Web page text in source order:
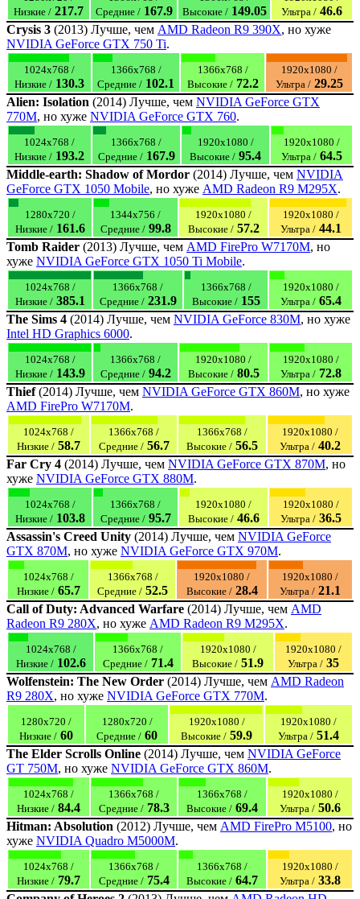
Низкие / 217.7
Средние / 167.9
Высокие / 149.05
Ультра / 46.6
Crysis 3 (2013) Лучше, чем AMD Radeon R9 390X, но хуже
NVIDIA GeForce GTX 750 Ti.
1024x768 /
Низкие / 130.3
1366x768 /
Средние / 102.1
1366x768 /
Высокие / 72.2
1920x1080 /
Ультра / 29.25
Alien: Isolation (2014) Лучше, чем NVIDIA GeForce GTX
770M, но хуже NVIDIA GeForce GTX 760.
1024x768 /
Низкие / 193.2
1366x768 /
Средние / 167.9
1920x1080 /
Высокие / 95.4
1920x1080 /
Ультра / 64.5
Middle-earth: Shadow of Mordor (2014) Лучше, чем NVIDIA
GeForce GTX 1050 Mobile, но хуже AMD Radeon R9 M295X.
1280x720 /
Низкие / 161.6
1344x756 /
Средние / 99.8
1920x1080 /
Высокие / 57.2
1920x1080 /
Ультра / 44.1
Tomb Raider (2013) Лучше, чем AMD FirePro W7170M, но
хуже NVIDIA GeForce GTX 1050 Ti Mobile.
1024x768 /
Низкие / 385.1
1366x768 /
Средние / 231.9
1366x768 /
Высокие / 155
1920x1080 /
Ультра / 65.4
The Sims 4 (2014) Лучше, чем NVIDIA GeForce 830M, но хуже
Intel HD Graphics 6000.
1024x768 /
Низкие / 143.9
1366x768 /
Средние / 94.2
1920x1080 /
Высокие / 80.5
1920x1080 /
Ультра / 72.8
Thief(2014) Лучше, чем NVIDIA GeForce GTX 860M, но хуже
AMD FirePro W7170M.
1024x768 /
Низкие / 58.7
1366x768 /
Средние / 56.7
1366x768 /
Высокие / 56.5
1920x1080 /
Ультра / 40.2
Far Cry 4 (2014) Лучше, чем NVIDIA GeForce GTX 870M, но
хуже NVIDIA GeForce GTX 880M.
1024x768 /
Низкие / 103.8
1366x768 /
Средние / 95.7
1920x1080 /
Высокие / 46.6
1920x1080 /
Ультра / 36.5
Assassin's Creed Unity (2014) Лучше, чем NVIDIA GeForce
GTX 870M, но хуже NVIDIA GeForce GTX 970M.
1024x768 /
Низкие / 65.7
1366x768 /
Средние / 52.5
1920x1080 /
Высокие / 28.4
1920x1080 /
Ультра / 21.1
Call of Duty: Advanced Warfare (2014) Лучше, чем AMD
Radeon R9 280X, но хуже AMD Radeon R9 M295X.
1024x768 /
Низкие / 102.6
1366x768 /
Средние / 71.4
1920x1080 /
Высокие / 51.9
1920x1080 /
Ультра / 35
Wolfenstein: The New Order (2014) Лучше, чем AMD Radeon
R9 280X, но хуже NVIDIA GeForce GTX 770M.
1280x720 /
Низкие / 60
1280x720 /
Средние / 60
1920x1080 /
Высокие / 59.9
1920x1080 /
Ультра / 51.4
The Elder Scrolls Online (2014) Лучше, чем NVIDIA GeForce
GT 750M, но хуже NVIDIA GeForce GTX 860M.
1024x768 /
Низкие / 84.4
1366x768 /
Средние / 78.3
1366x768 /
Высокие / 69.4
1920x1080 /
Ультра / 50.6
Hitman: Absolution (2012) Лучше, чем AMD FirePro M5100, но
хуже NVIDIA Quadro M5000M.
1024x768 /
Низкие / 79.7
1366x768 /
Средние / 75.4
1366x768 /
Высокие / 64.7
1920x1080 /
Ультра / 33.8